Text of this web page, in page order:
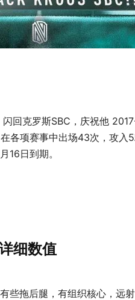
回克罗斯SBC，庆祝他
各项赛事中出场43次，攻入5
16日到期。
细数值
些拖后腿，有组织核心，远